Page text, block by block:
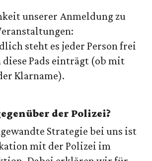
unserer Anmeldung zu
steht es jeder Person frei
Pads einträgt (ob mit
Klarname).
der Polizei?
Strategie bei uns ist
mit der Polizei im